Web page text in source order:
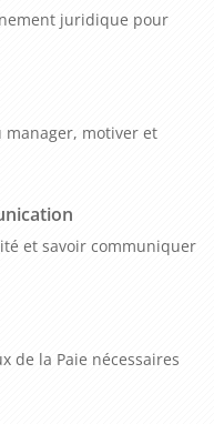
juridique pour
motiver et
et savoir communiquer
de la Paie nécessaires